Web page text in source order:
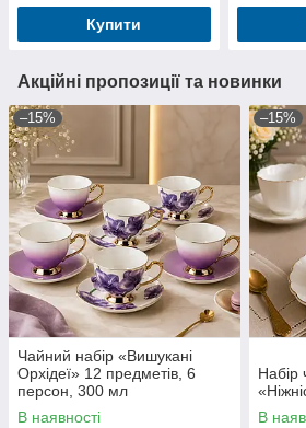
Купити
Акційні пропозиції та новинки
–15%
Чайний набір «Вишукані
Орхідеї» 12 предметів, 6
персон, 300 мл
В наявності
–15%
Набір
В